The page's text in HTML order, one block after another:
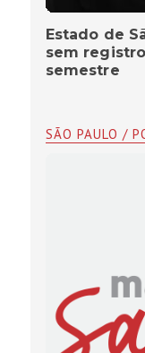
Estado de
sem
semestre
SÃO PAULO /